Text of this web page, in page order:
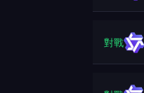
對戰